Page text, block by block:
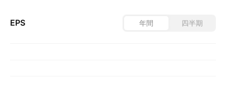
EPS 年間 四半期